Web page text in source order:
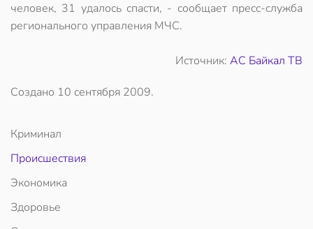
человек, 31 удалось спасти, - сообщает пресс-служба
регионального управления МЧС.
Источник: АС Байкал ТВ
Создано 10 сентября 2009.
Криминал
Происшествия
Экономика
Здоровье